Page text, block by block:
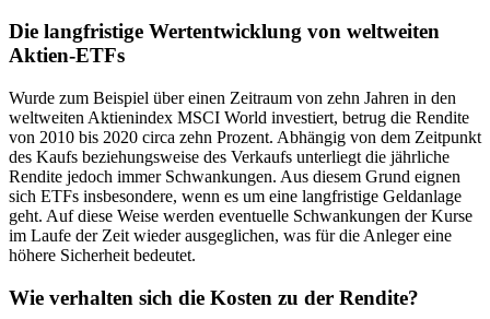
Die langfristige Wertentwicklung von weltweiten
Aktien-ETFs
Wurde zum Beispiel über einen Zeitraum von zehn Jahren in den
weltweiten Aktienindex MSCI World investiert, betrug die Rendite
von 2010 bis 2020 circa zehn Prozent. Abhängig von dem Zeitpunkt
des Kaufs beziehungsweise des Verkaufs unterliegt die jährliche
Rendite jedoch immer Schwankungen. Aus diesem Grund eignen
sich ETFs insbesondere, wenn es um eine langfristige Geldanlage
geht. Auf diese Weise werden eventuelle Schwankungen der Kurse
im Laufe der Zeit wieder ausgeglichen, was für die Anleger eine
höhere Sicherheit bedeutet.
Wie verhalten sich die Kosten zu der Rendite?